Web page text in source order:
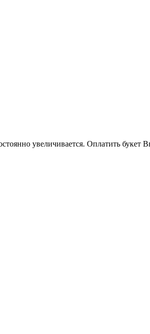
увеличивается. Оплатить букет